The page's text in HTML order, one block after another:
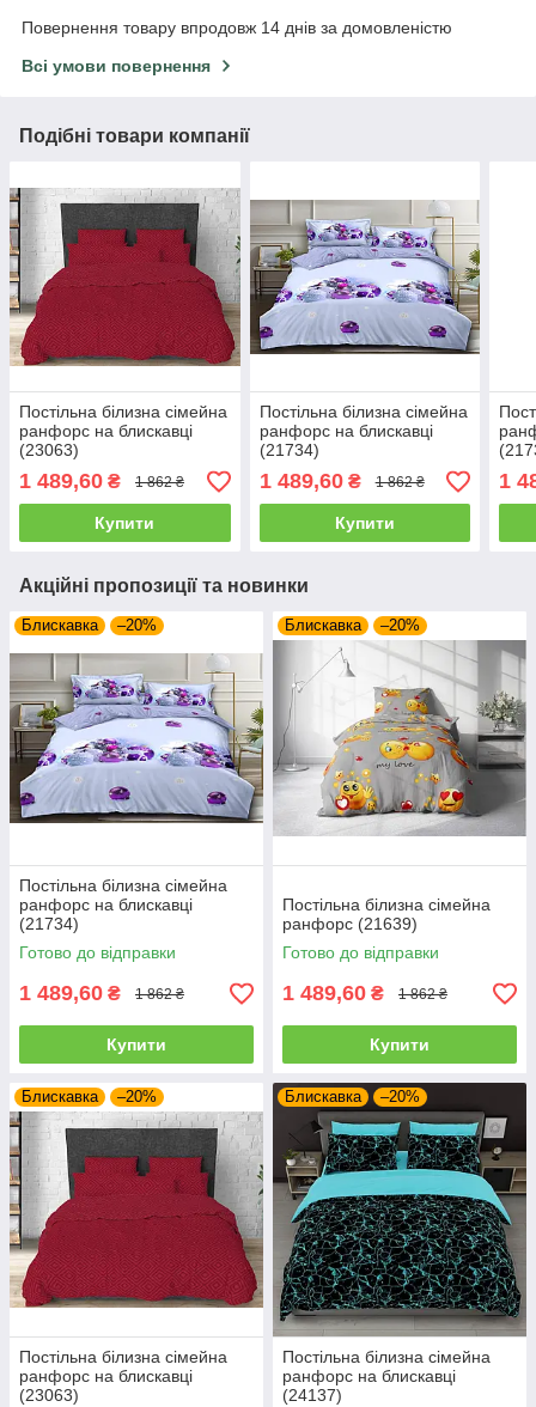
Повернення товару впродовж 14 днів за домовленістю
Всі умови повернення
Подібні товари компанії
Постільна білизна сімейна
ранфорс на блискавці
(23063)
1 489,60 ₴ 1 862 ₴
Купити
Постільна білизна сімейна
ранфорс на блискавці
(21734)
1 489,60₴ 1 862 ₴
Купити
1
Акційні пропозиції та новинки
Блискавка –20%
Постільна білизна сімейна
ранфорс на блискавці
(21734)
Готово до відправки
1 489,60 ₴ 1 862 ₴
Купити
Блискавка –20%
Постільна білизна сімейна
ранфорс (21639)
Готово до відправки
1 489,60 ₴ 1 862 ₴
Купити
Блискавка –20%
Постільна білизна сімейна
ранфорс на блискавці
(23063)
Блискавка –20%
Постільна білизна сімейна
ранфорс на блискавці
(24137)